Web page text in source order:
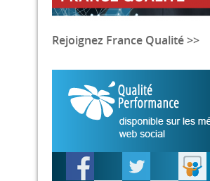
Rejoignez France Qualité >>